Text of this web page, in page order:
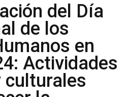
del Día
de los
en
Actividades